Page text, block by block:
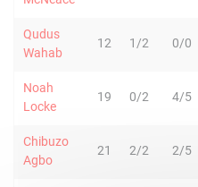
Qudus
Wahab
12 1/2 0/0
Noah
Locke
19 0/2 4/5
Chibuzo
Agbo
21 2/2 2/5